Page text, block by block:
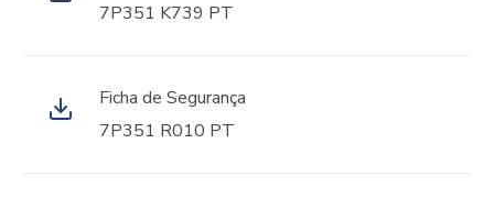
7P351 K739 PT
Ficha de Segurança
7P351 R010 PT